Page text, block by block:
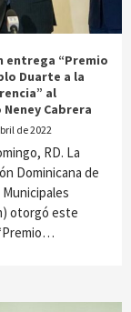
entrega “Premio
Duarte a la
al
Cabrera
de 2022
RD. La
Dominicana de
otorgó este